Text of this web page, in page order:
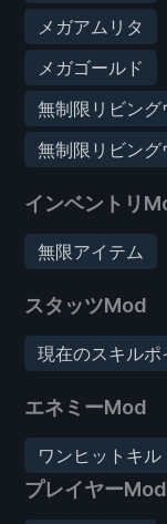
メガアムリタ
メガゴールド
無制限リビン
無制限リビン
インベントリ
無限アイテム
スタッツMod
現在のスキルポ
エネミーMod
ワンヒットキル
プレイヤーMod